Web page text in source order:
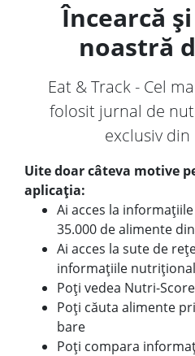
Încearcă
noastră
Eat & Track - Cel
folosit jurnal de
exclusiv din
Uite doar câteva motive
aplicația:
Ai acces la
35.000 de alimente
Ai acces la sute de
informațiile
Poți vedea Nutri-
Poți căuta alimente
bare
Poți compara